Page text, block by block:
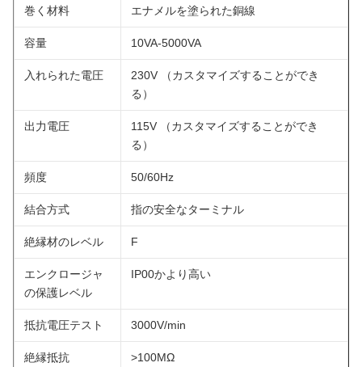
巻く材料 エナメルを塗られた銅線
容量 10VA-5000VA
入れられた電圧
230V （カスタマイズすることができ
る）
出力電圧
115V （カスタマイズすることができ
る）
頻度 50/60Hz
結合方式 指の安全なターミナル
絶縁材のレベル F
エンクロージャ
の保護レベル
IP00かより高い
抵抗電圧テスト 3000V/min
絶縁抵抗 >100MΩ